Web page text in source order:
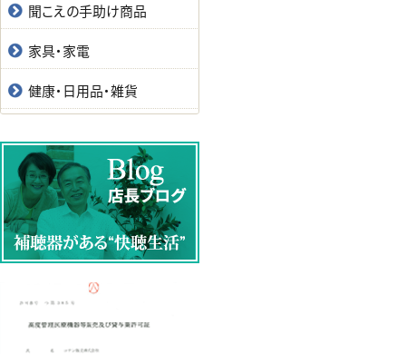
聞こえの手助け商品
家具・家電
健康・日用品・雑貨